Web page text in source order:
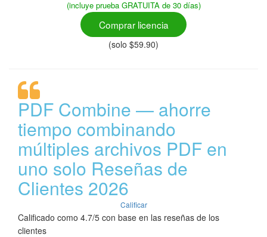
(incluye prueba GRATUITA de 30 días)
Comprar licencia
(solo $59.90)
PDF Combine — ahorre
tiempo combinando
múltiples archivos PDF en
uno solo Reseñas de
Clientes 2026
Calificar
Calificado como 4.7/5 con base en las reseñas de los
clientes